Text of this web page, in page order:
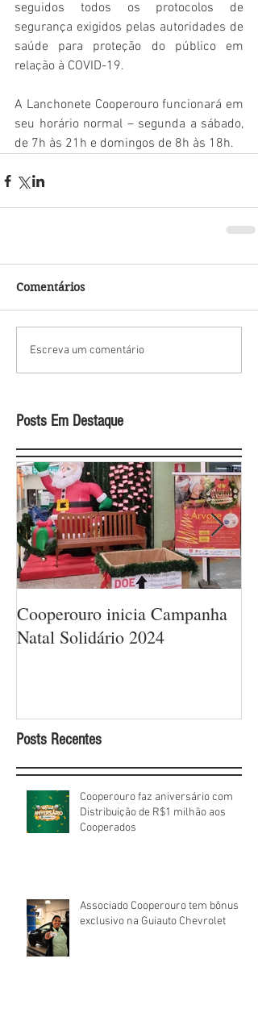
seguidos todos os protocolos de
segurança exigidos pelas autoridades de
saúde para proteção do público em
relação à COVID-19.
A Lanchonete Cooperouro funcionará em
seu horário normal – segunda a sábado,
de 7h às 21h e domingos de 8h às 18h.
Comentários
Escreva um comentário
Posts Em Destaque
Cooperouro inicia Campanha
Natal Solidário 2024
Posts Recentes
Cooperouro faz aniversário com
Distribuição de R$1 milhão aos
Cooperados
Associado Cooperouro tem bônus
exclusivo na Guiauto Chevrolet